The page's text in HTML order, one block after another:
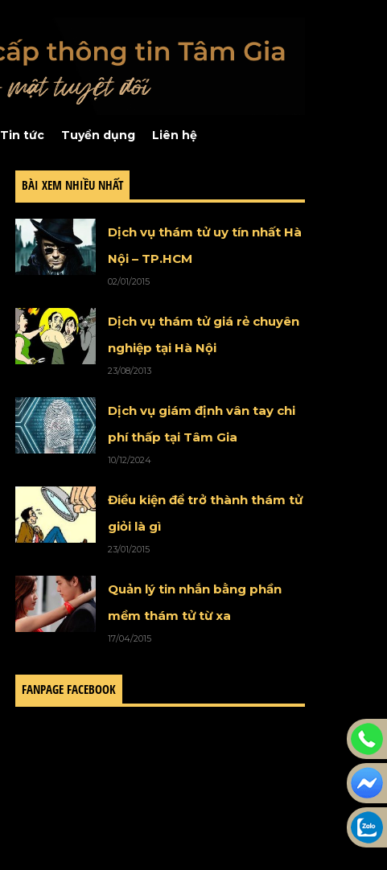
Tin tức Tuyển dụng Liên hệ
BÀI XEM NHIỀU NHẤT
Dịch vụ thám tử uy tín nhất Hà
Nội – TP.HCM
02/01/2015
Dịch vụ thám tử giá rẻ chuyên
nghiệp tại Hà Nội
23/08/2013
Dịch vụ giám định vân tay chi
phí thấp tại Tâm Gia
10/12/2024
Điều kiện để trở thành thám tử
giỏi là gì
23/01/2015
Quản lý tin nhắn bằng phần
mềm thám tử từ xa
17/04/2015
FANPAGE FACEBOOK